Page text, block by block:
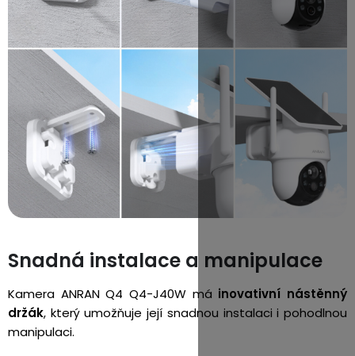
Snadná instalace a manipulace
Kamera ANRAN Q4 Q4-J40W má inovativní nástěnný
držák, který umožňuje její snadnou instalaci i pohodlnou
manipulaci.